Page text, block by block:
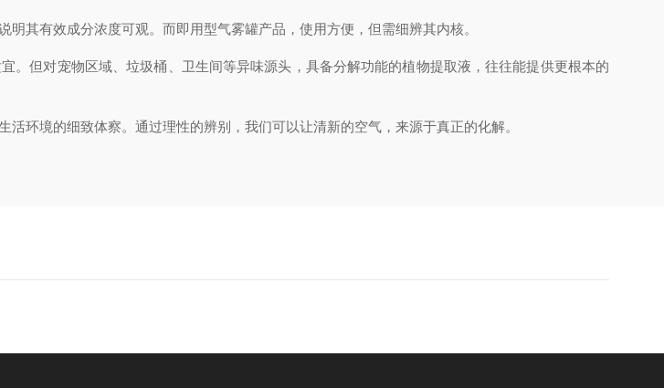
其有效成分浓度可观。而即用型气雾罐产品，使用方便，但需细辨其内核。
。但对宠物区域、垃圾桶、卫生间等异味源头，具备分解功能的植物提取液，往往能提供更根本的
环境的细致体察。通过理性的辨别，我们可以让清新的空气，来源于真正的化解。